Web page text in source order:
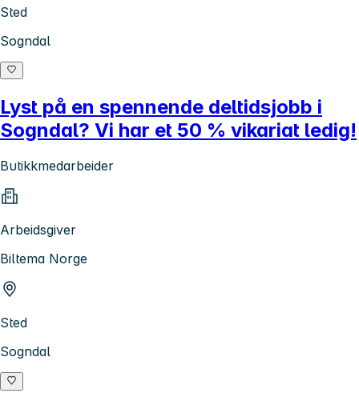
Sted
Sogndal
Lyst på en spennende deltidsjobb i
Sogndal? Vi har et 50 % vikariat ledig!
Butikkmedarbeider
Arbeidsgiver
Biltema Norge
Sted
Sogndal